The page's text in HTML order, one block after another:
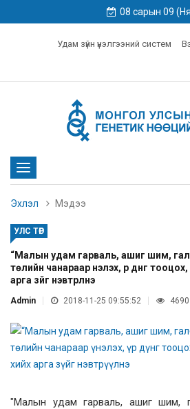
08 сарын 09
Удам зүйн үнэлгээний систем
Toggle
navigation
Эхлэл
Мэдээ
УЛС ТӨР
“Малын удам гарваль, ашиг шим,
төлийн чанараар үнэлэх, үр дүнг тооцох,
арга зүйг нэвтрүүлнэ
Admin 2018-11-25 09:55:52 4690
"Малын удам гарваль, ашиг шим,